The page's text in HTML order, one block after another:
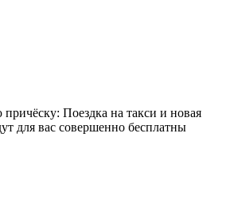
Поездка на такси и новая
для вас совершенно бесплатны